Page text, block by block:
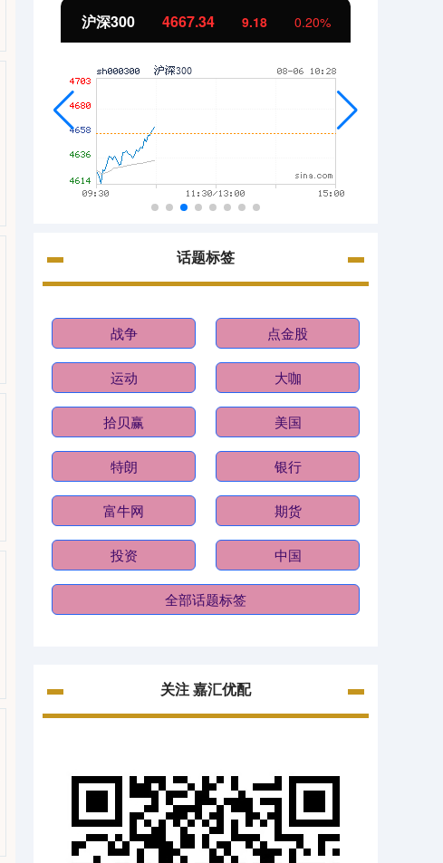
北证50 1125.50 6.04 0.54%
话题标签
战争 点金股
运动 大咖
拾贝赢 美国
特朗 银行
富牛网 期货
投资 中国
全部话题标签
关注 嘉汇优配